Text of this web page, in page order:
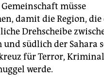
müsse
damit die Region,
Drehscheibe
südlich der Sahara
für Terror,
werde.